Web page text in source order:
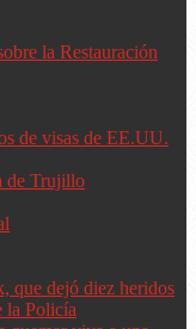
la Restauración
de visas de EE.UU.
de Trujillo
que dejó diez heridos
la Policía